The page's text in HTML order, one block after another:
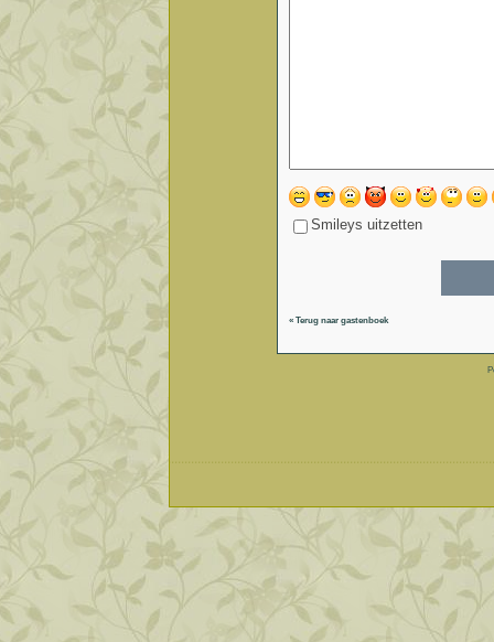
Smileys uitzetten
« Terug naar gastenboek